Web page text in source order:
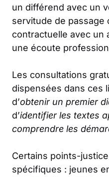
un différend avec un
servitude de passage
contractuelle avec un
une écoute
Les consultations
dispensées dans ces
d’obtenir un premier
d’identifier les textes
comprendre les
Certains points-
spécifiques : jeunes